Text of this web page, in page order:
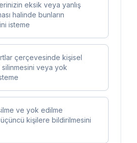
eksik veya yanlış
halinde bunların
isteme
çerçevesinde kişisel
veya yok
ve yok edilme
kişilere bildirilmesini